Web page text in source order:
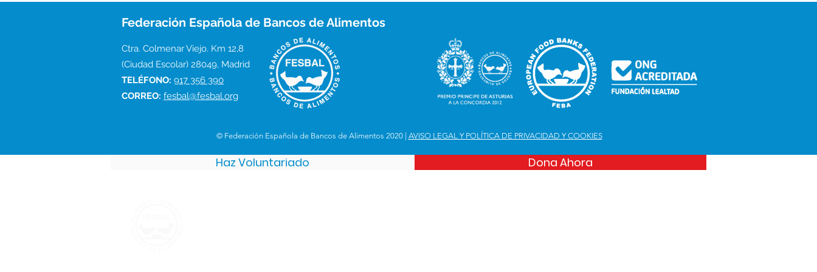
Federación Española de Bancos de Alimentos
Ctra. Colmenar Viejo. Km 12,8
(Ciudad Escolar) 28049, Madrid
TELÉFONO: 917 356 390
CORREO: fesbal@fesbal.org
© Federación Española de Bancos de Alimentos 2020 | AVISO LEGAL Y POLÍTICA DE PRIVACIDAD Y COOKIES
Haz Voluntariado Dona Ahora